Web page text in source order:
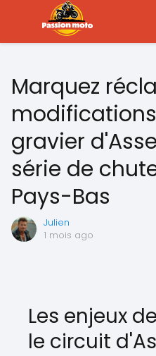
Marquez
gravier
série de
Pays-Bas
Julien
1 mois ago
Les enjeux
le circuit